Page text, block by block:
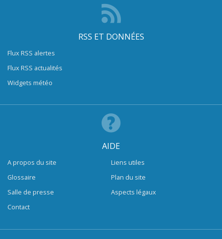
RSS ET DONNÉES
Flux RSS alertes
Flux RSS actualités
Widgets météo
AIDE
A propos du site
Glossaire
Salle de presse
Contact
Liens utiles
Plan du site
Aspects légaux